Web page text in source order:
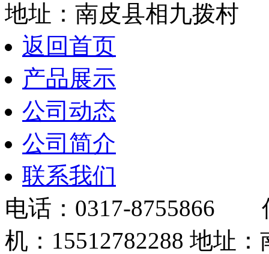
地址：南皮县相九拨村
返回首页
产品展示
公司动态
公司简介
联系我们
电话：0317-8755866
机：15512782288 地